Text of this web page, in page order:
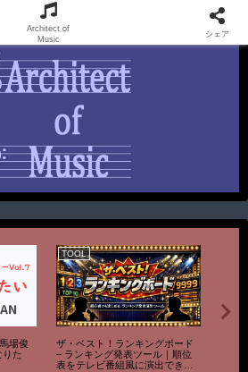
FanSite & SEI Official FunSite
場俊
りた
TOOL
ザ・ベスト！ランキングボード
– ランキング発表ツール｜順位
表をテレビ番組風に演出できる
Architect of
Music
シェア